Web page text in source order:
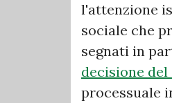
l'attenzione
sociale che
segnati in
decisione del
processuale